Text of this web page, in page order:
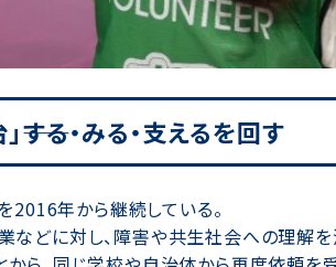
する・みる・支えるを回す
2016年から継続している。
などに対し、障害や共生社会への理